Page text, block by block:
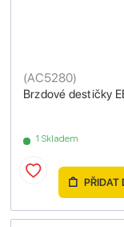
Brzdové destičky
(AC5280)
1 Skladem
PŘIDAT